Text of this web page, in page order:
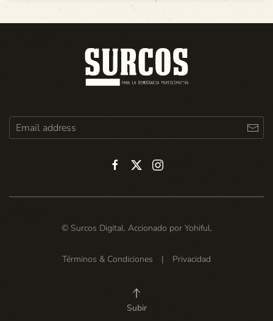
© Surcos Digital. Accionado por Yohiful.
Términos & Condiciones | Privacidad
Subir